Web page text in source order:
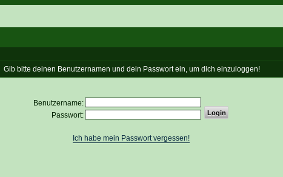
Saisonübergang
Gib bitte deinen Benutzernamen und dein Passwort ein, um dich einzuloggen!
Benutzername:
Passwort:
Ich habe mein Passwort vergessen!